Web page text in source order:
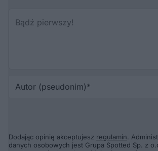
Dodając opinię akceptujesz regulamin.
danych osobowych jest Grupa Spotted Sp. z